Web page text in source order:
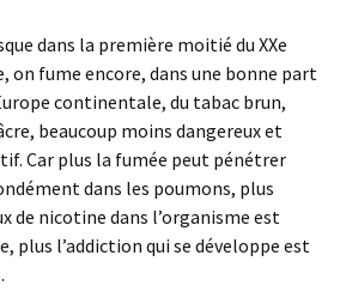
dans la première moitié du XXe
on fume encore, dans une bonne part
continentale, du tabac brun,
beaucoup moins dangereux et
Car plus la fumée peut pénétrer
dans les poumons, plus
de nicotine dans l’organisme est
plus l’addiction qui se développe est